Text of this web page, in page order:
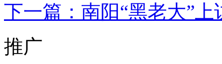
下一篇：南阳“黑老大”上
推广